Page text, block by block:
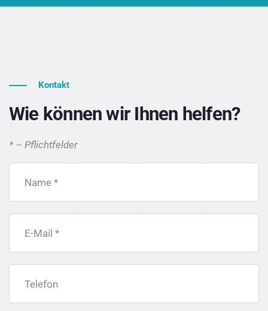
Kontakt
Wie können wir Ihnen helfen?
* – Pflichtfelder
Name *
E-Mail *
Telefon